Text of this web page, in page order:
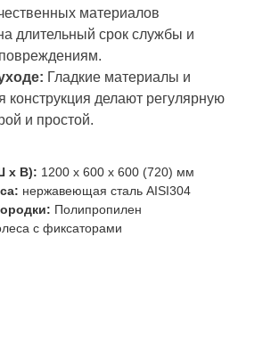
материалов
длительный срок службы и
Гладкие материалы и
конструкция делают регулярную
и простой.
x В): 1200 x 600 x 600 (720) мм
нержавеющая сталь AISI304
Полипропилен
с фиксаторами